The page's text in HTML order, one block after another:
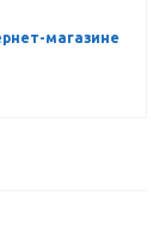
магазине